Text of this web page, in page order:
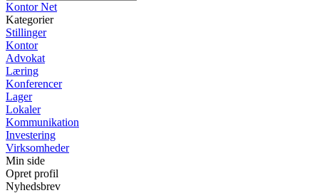
Kontor Net
Kategorier
Stillinger
Kontor
Advokat
Læring
Konferencer
Lager
Lokaler
Kommunikation
Investering
Virksomheder
Min side
Opret profil
Nyhedsbrev